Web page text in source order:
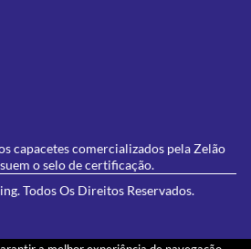
capacetes comercializados pela Zelão
o selo de certificação.
Todos Os Direitos Reservados.